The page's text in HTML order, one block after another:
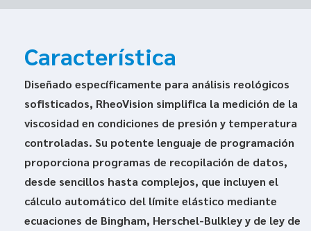
Característica
Diseñado específicamente para análisis reológicos
sofisticados, RheoVision simplifica la medición de la
viscosidad en condiciones de presión y temperatura
controladas. Su potente lenguaje de programación
proporciona programas de recopilación de datos,
desde sencillos hasta complejos, que incluyen el
cálculo automático del límite elástico mediante
ecuaciones de Bingham, Herschel-Bulkley y de ley de